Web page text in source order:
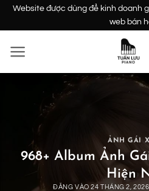
dung
Website được dùng để kinh doanh
web bán
ẢNH GÁI
968+ Album Ảnh
Hiện
ĐĂNG VÀO24 THÁNG 2, 2026